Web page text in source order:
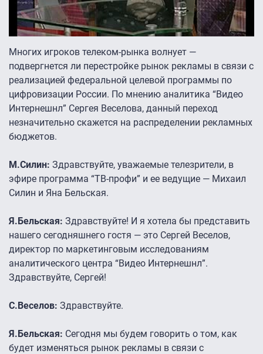
Многих игроков телеком-рынка волнует —
подвергнется ли перестройке рынок рекламы в связи с
реализацией федеральной целевой программы по
цифровизации России. По мнению аналитика “Видео
Интернешнл” Сергея Веселова, данный переход
незначительно скажется на распределении рекламных
бюджетов.
М.Силин: Здравствуйте, уважаемые телезрители, в
эфире программа “ТВ-профи” и ее ведущие — Михаил
Силин и Яна Бельская.
Я.Бельская: Здравствуйте! И я хотела бы представить
нашего сегодняшнего гостя — это Сергей Веселов,
директор по маркетинговым исследованиям
аналитического центра “Видео Интернешнл”.
Здравствуйте, Сергей!
С.Веселов: Здравствуйте.
Я.Бельская: Сегодня мы будем говорить о том, как
будет изменяться рынок рекламы в связи с